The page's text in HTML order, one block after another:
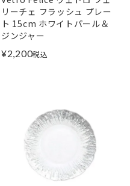
リーチェ フラッシュ プレー
ト 15cm ホワイトパール＆
ジンジャー
¥2,200税込